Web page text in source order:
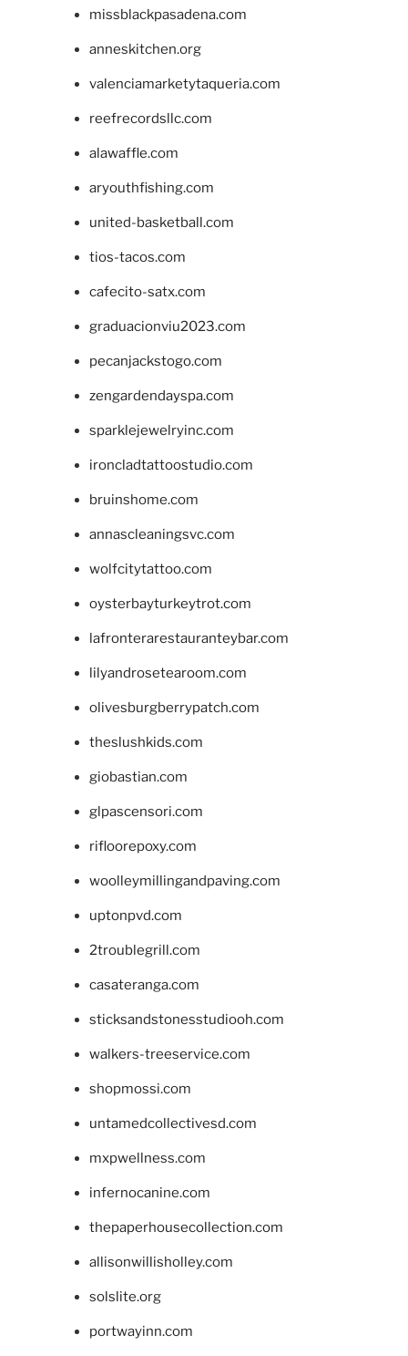
missblackpasadena.com
anneskitchen.org
valenciamarketytaqueria.com
reefrecordsllc.com
alawaffle.com
aryouthfishing.com
united-basketball.com
tios-tacos.com
cafecito-satx.com
graduacionviu2023.com
pecanjackstogo.com
zengardendayspa.com
sparklejewelryinc.com
ironcladtattoostudio.com
bruinshome.com
annascleaningsvc.com
wolfcitytattoo.com
oysterbayturkeytrot.com
lafronterarestauranteybar.com
lilyandrosetearoom.com
olivesburgberrypatch.com
theslushkids.com
giobastian.com
glpascensori.com
rifloorepoxy.com
woolleymillingandpaving.com
uptonpvd.com
2troublegrill.com
casateranga.com
sticksandstonesstudiooh.com
walkers-treeservice.com
shopmossi.com
untamedcollectivesd.com
mxpwellness.com
infernocanine.com
thepaperhousecollection.com
allisonwillisholley.com
solslite.org
portwayinn.com